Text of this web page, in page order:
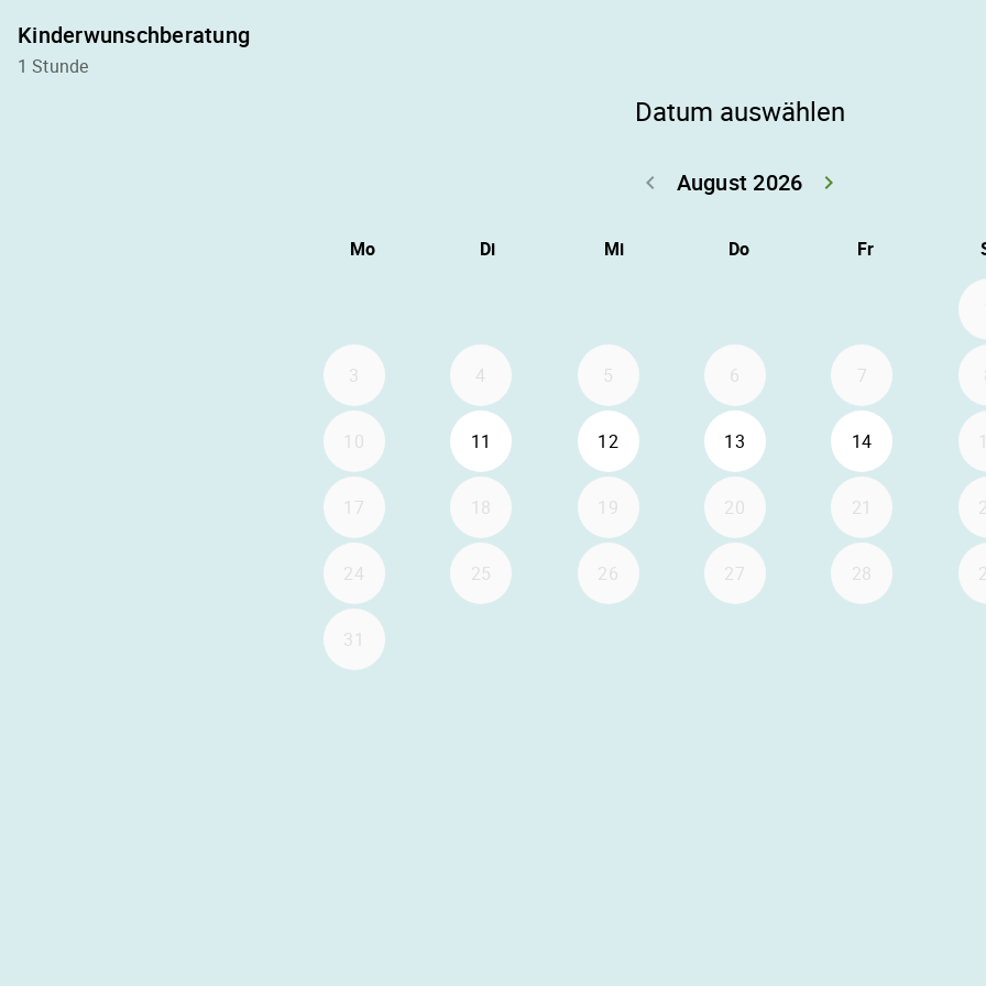
Kinderwunschberatung
1 Stunde
Datum auswählen
August 2026
keyboard_arrow_left
keyboard_arrow_right
Mo Di Mi Do Fr
3 4 5 6 7
10 11 12 13 14
17 18 19 20 21
24 25 26 27 28
31